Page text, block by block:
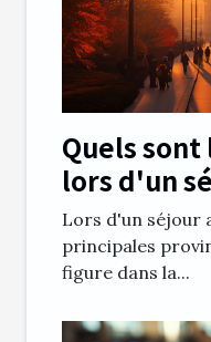
Quels
lors d'un
en Ontario
Lors d'un séjour
principales
figure dans la...